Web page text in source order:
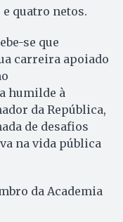
quatro netos.
se que
carreira apoiado
humilde à
da República,
de desafios
na vida pública
da Academia